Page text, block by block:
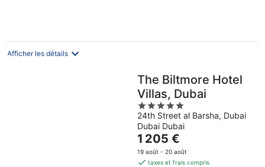
nuit
Afficher les détails
The Biltmore Hotel
Villas, Dubai
5
out
of
5
24th Street al Barsha, Dubai
Dubai Dubai
Le
prix
est
1 205 €
19 août - 20 août
taxes et frais compris